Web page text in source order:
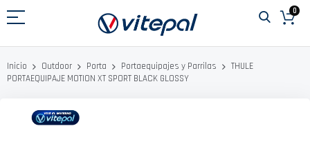
al
0
Inicio Outdoor Porta Portaequipajes y Parrilas
THULE
PORTAEQUIPAJE MOTION XT SPORT BLACK GLOSSY